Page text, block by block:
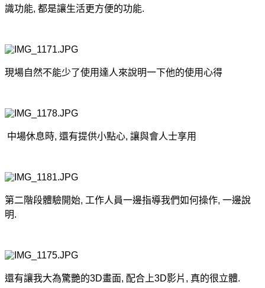
識功能, 都是讓生活更方便的功能.
現場自然不能少了使用達人來說明一下他的使用心得
中場休息時, 還有提供小點心, 讓與會人士享用
第二階段體驗開始, 工作人員一邊指導我們如何操作, 一邊說
明.
還有讓我大為驚艷的3D畫面, 配合上3D影片, 真的很立體.